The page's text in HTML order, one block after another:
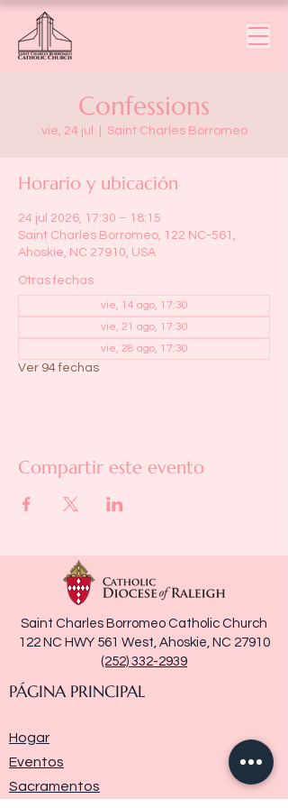
Confessions
vie, 24 jul Saint Charles Borromeo
Horario y ubicación
24 jul 2026, 17:30 – 18:15
Saint Charles Borromeo, 122 NC-561,
Ahoskie, NC 27910, USA
Otras fechas
vie, 14 ago, 17:30
vie, 21 ago, 17:30
vie, 28 ago, 17:30
Ver 94 fechas
Compartir este evento
Saint Charles Borromeo Catholic Church
122 NC HWY 561 West, Ahoskie, NC 27910
(252) 332-2939
PÁGINA PRINCIPAL
Hogar
Eventos
Sacramentos